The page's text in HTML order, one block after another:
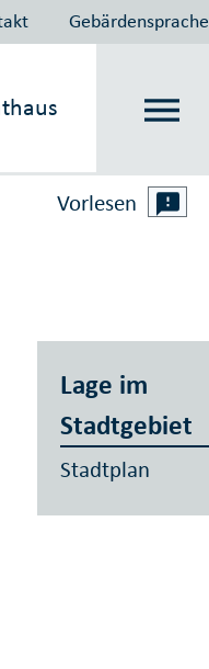
Gebärdensprache
Vorlesen
Lage im
Stadtgebiet
Stadtplan